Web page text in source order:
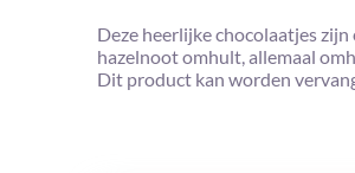
Deze heerlijke chocolaatjes
hazelnoot omhult, allemaal
Dit product kan worden